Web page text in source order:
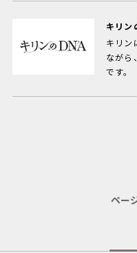
キリン
キリン
ながら
です。
ペー